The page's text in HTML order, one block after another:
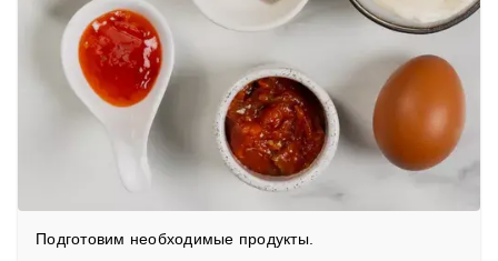
Подготовим необходимые продукты.